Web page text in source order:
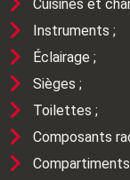
Cuisines et
Instruments ;
Éclairage ;
Sièges ;
Toilettes ;
Composants